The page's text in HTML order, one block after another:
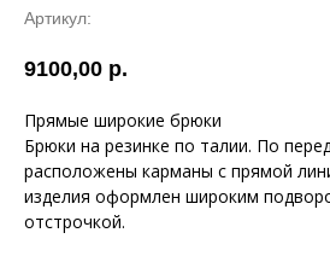
Артикул:
9100,00 р.
Прямые широкие брюки
Брюки на резинке по талии. По
расположены карманы с прямой
изделия оформлен широким
отстрочкой.